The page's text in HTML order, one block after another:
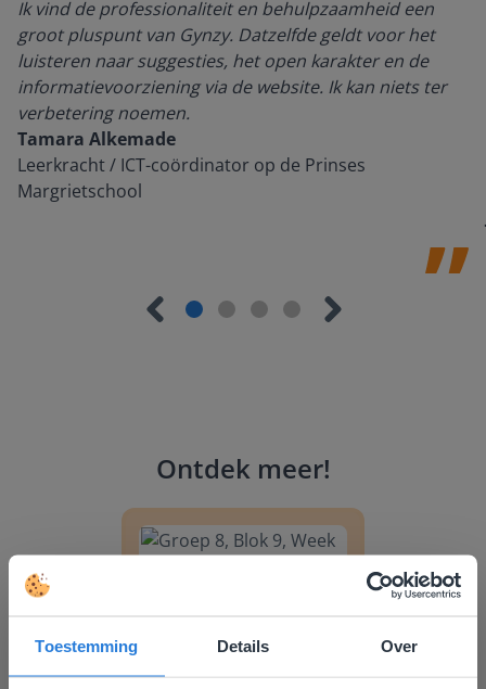
Toestemming Details Over
Ik vind de professionaliteit en behulpzaamheid een
groot pluspunt van Gynzy. Datzelfde geldt voor het
luisteren naar suggesties, het open karakter en de
informatievoorziening via de website. Ik kan niets ter
verbetering noemen.
Tamara Alkemade
Leerkracht / ICT-coördinator op de Prinses
Margrietschool
Ontdek meer!